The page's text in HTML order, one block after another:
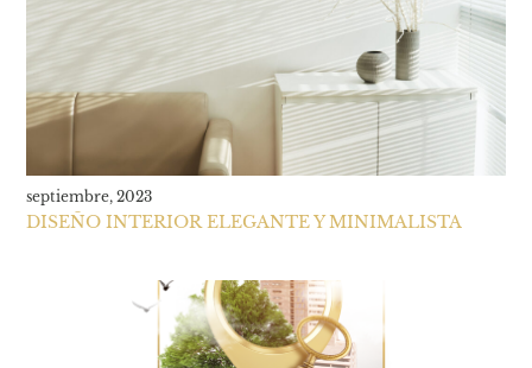
septiembre, 2023
DISEÑO INTERIOR ELEGANTE Y MINIMALISTA